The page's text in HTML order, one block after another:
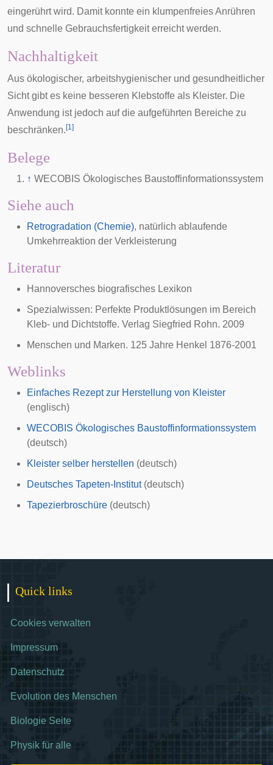
eingerührt wird. Damit konnte ein klumpenfreies Anrühren
und schnelle Gebrauchsfertigkeit erreicht werden.
Nachhaltigkeit
Aus ökologischer, arbeitshygienischer und gesundheitlicher
Sicht gibt es keine besseren Klebstoffe als Kleister. Die
Anwendung ist jedoch auf die aufgeführten Bereiche zu
beschränken. [1]
Belege
↑ WECOBIS Ökologisches Baustoffinformationssystem
Siehe auch
Retrogradation (Chemie), natürlich ablaufende
Umkehrreaktion der Verkleisterung
Literatur
Hannoversches biografisches Lexikon
Spezialwissen: Perfekte Produktlösungen im Bereich
Kleb- und Dichtstoffe. Verlag Siegfried Rohn. 2009
Menschen und Marken. 125 Jahre Henkel 1876-2001
Weblinks
Einfaches Rezept zur Herstellung von Kleister
(englisch)
WECOBIS Ökologisches Baustoffinformationssystem
(deutsch)
Kleister selber herstellen (deutsch)
Deutsches Tapeten-Institut(deutsch)
Tapezierbroschüre (deutsch)
Quick links
Cookies verwalten
Impressum
Datenschutz
Evolution des Menschen
Biologie Seite
Physik für alle